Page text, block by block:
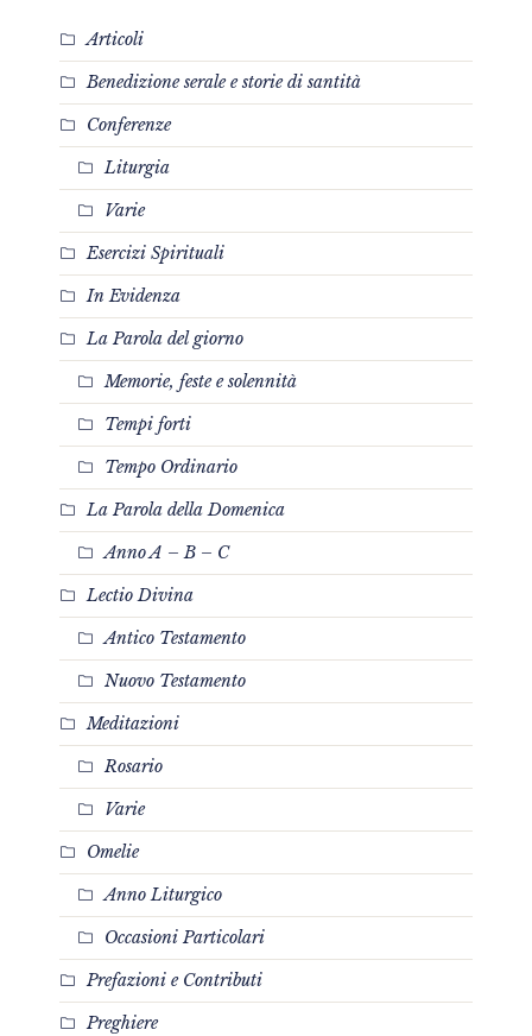
Articoli
Benedizione serale e storie di santità
Conferenze
Liturgia
Varie
Esercizi Spirituali
In Evidenza
La Parola del giorno
Memorie, feste e solennità
Tempi forti
Tempo Ordinario
La Parola della Domenica
Anno A – B – C
Lectio Divina
Antico Testamento
Nuovo Testamento
Meditazioni
Rosario
Varie
Omelie
Anno Liturgico
Occasioni Particolari
Prefazioni e Contributi
Preghiere